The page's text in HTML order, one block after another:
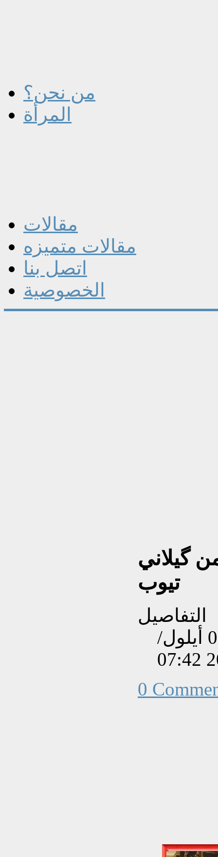
من نحن؟
المرأة
مقالات
مقالات متميزه
اتصل بنا
الخصوصية
گيلاني
تيوب
التفاصيل
تم إنشاءه بتاريخ الجمعة, 08 أيلول/
0